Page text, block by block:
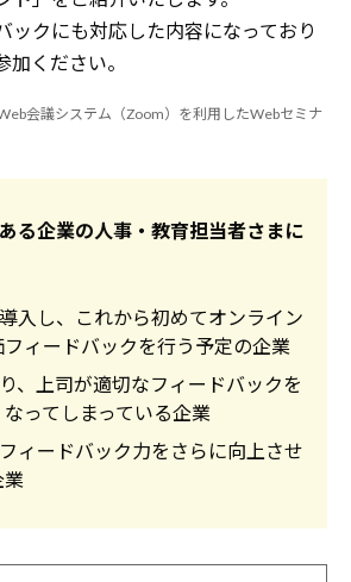
ックにも対応した内容になっており
加ください。
会議システム（Zoom）を利用したWebセミナ
る企業の人事・教育担当者さまに
入し、これから初めてオンライン
フィードバックを行う予定の企業
、上司が適切なフィードバックを
ってしまっている企業
ィードバック力をさらに向上させ
業